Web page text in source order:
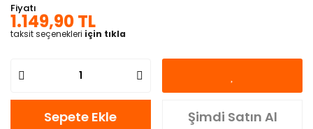
Fiyatı
1.149,90 TL
taksit seçenekleri için tıkla
Sepete Ekle Şimdi Satın Al